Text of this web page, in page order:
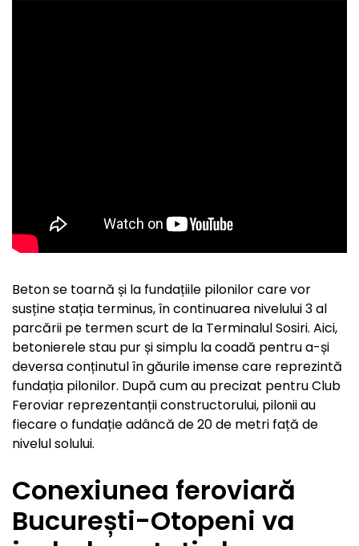
Beton se toarnă și la fundațiile pilonilor care vor
susține stația terminus, în continuarea nivelului 3 al
parcării pe termen scurt de la Terminalul Sosiri. Aici,
betonierele stau pur și simplu la coadă pentru a-și
deversa conținutul în găurile imense care reprezintă
fundația pilonilor. După cum au precizat pentru Club
Feroviar reprezentanții constructorului, pilonii au
fiecare o fundație adâncă de 20 de metri față de
nivelul solului.
Conexiunea feroviară
București-Otopeni va